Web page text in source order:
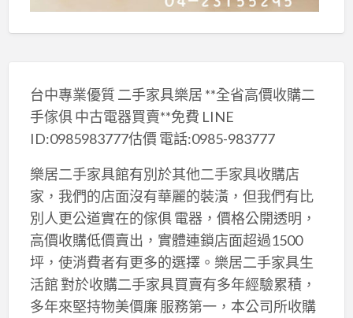
台中專業優質 二手家具樂居 **全省高價收購二
手傢俱 中古電器買賣**免費 LINE
ID:0985983777估價 電話:0985-983777
樂居二手家具館有別於其他二手家具收購店
家，我們的店面沒有華麗的裝潢，但我們有比
別人更公道實在的傢俱 電器，價格公開透明，
高價收購低價賣出，實體連鎖店面超過1500
坪，使消費者有更多的選擇。樂居二手家具生
活館 對於收購二手家具買賣有多年經驗累積，
多年來堅持物美價廉 服務第一，本公司所收購